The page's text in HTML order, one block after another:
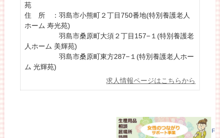
苑
住 所 ：羽島市小熊町２丁目750番地(特別養護老人
ホーム 寿光苑)
羽島市桑原町大須２丁目157−１(特別養護老
人ホーム 美輝苑)
羽島市桑原町東方287−１(特別養護老人ホー
ム 光輝苑)
求人情報ページはこちらから
F